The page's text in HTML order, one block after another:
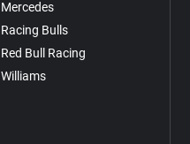
Mercedes
Racing Bulls
Red Bull Racing
Williams